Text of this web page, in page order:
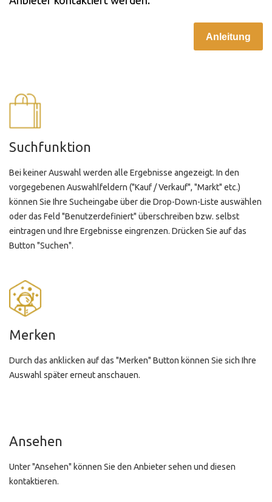
Anleitung
Suchfunktion
Bei keiner Auswahl werden alle Ergebnisse angezeigt. In den
vorgegebenen Auswahlfeldern ("Kauf / Verkauf", "Markt" etc.)
können Sie Ihre Sucheingabe über die Drop-Down-Liste auswählen
oder das Feld "Benutzerdefiniert" überschreiben bzw. selbst
eintragen und Ihre Ergebnisse eingrenzen. Drücken Sie auf das
Button "Suchen".
Merken
Durch das anklicken auf das "Merken" Button können Sie sich Ihre
Auswahl später erneut anschauen.
Ansehen
Unter "Ansehen" können Sie den Anbieter sehen und diesen
kontaktieren.